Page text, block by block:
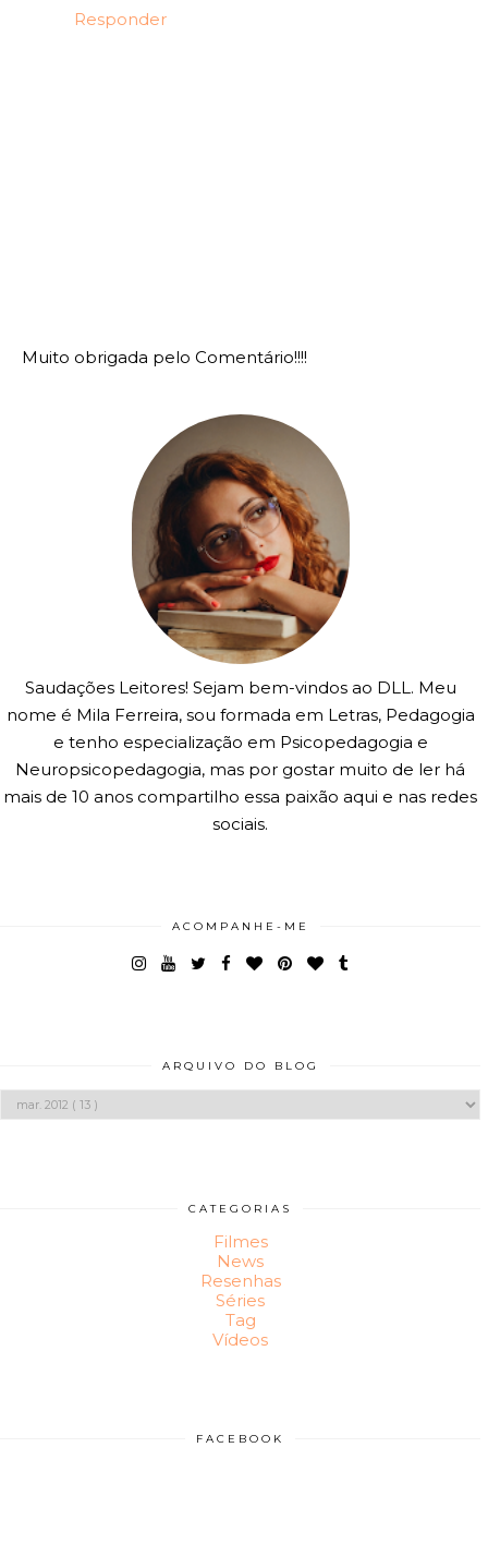
Responder
Muito obrigada pelo Comentário!!!!
Saudações Leitores! Sejam bem-vindos ao DLL. Meu
nome é Mila Ferreira, sou formada em Letras, Pedagogia
e tenho especialização em Psicopedagogia e
Neuropsicopedagogia, mas por gostar muito de ler há
mais de 10 anos compartilho essa paixão aqui e nas redes
sociais.
ACOMPANHE-ME
ARQUIVO DO BLOG
CATEGORIAS
Filmes
News
Resenhas
Séries
Tag
Vídeos
FACEBOOK